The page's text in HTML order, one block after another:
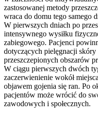
zastosowanej metody
wraca do domu tego samego
W pierwszych dniach po
intensywnego wysiłku
zabiegowego. Pacjenci
dotyczących pielęgnacji
przeszczepionych obszarów
W ciągu pierwszych dwóch
zaczerwienienie wokół
objawem gojenia się ran. Po
pacjentów może wrócić do
zawodowych i społecznych.